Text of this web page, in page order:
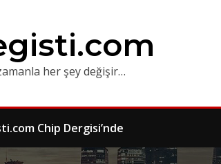
her şey değişir…
Chip Dergisi’nde